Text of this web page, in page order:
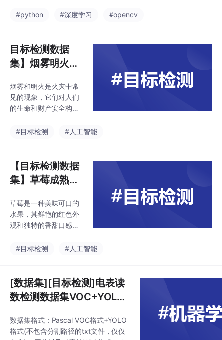
以看到，整个实验效果
高，损失逐渐降低的趋
势发展，算是
至提示框弹出才会播放
CNN卷积神经网络+un
et分割网络实现车牌识
别。只需运行git项目到
可。图片分析模块可以
依据界面按钮提示进行
相应功能。选择两个模
按钮进行操作。基于深
图片每一帧图像加入
#python #深度学习 #opencv
目标检测数据
集】烟雾明火目
00张VOC+YOL
O格式
烟雾和明火是火灾中常
见的现象，它们对人们
的生命和财产安全构成
的直接原因，如烟头、
成火势蔓延。而烟雾则
是火灾中产生的大量有
毒气体和固体颗粒的混
气中的氧含量，还会对
人体造成窒息和器官刺
激等危害。同时，也要
识，掌握正确的逃生自
格式：Pascal VOC格式
+YOLO
#目标检测 #人工智能
【目标检测数据
集】草莓成熟度
OC+YOLO格式
400张
草莓是一种美味可口的
水果，其鲜艳的红色外
观和独特的香甜口感深
呈心形，表面覆盖着细
就能感受到其特有的酸
甜滋味。数据集格式：
Pascal VOC格式+YOL
的txt文件，仅仅包含jp
g图片以及对应的VOC
#目标检测 #人工智能
[数据集][目标检测]电表读
数检测数据集VOC+YOLO
数据集格式：Pascal VOC格式+YOLO
格式(不包含分割路径的txt文件，仅仅